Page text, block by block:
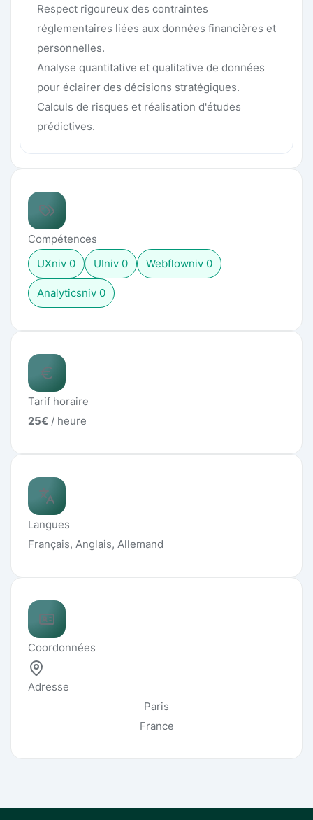
Respect rigoureux des contraintes
réglementaires liées aux données financières et
personnelles.
Analyse quantitative et qualitative de données
pour éclairer des décisions stratégiques.
Calculs de risques et réalisation d'études
prédictives.
Compétences
UXniv 0 UIniv 0 Webflowniv 0
Analyticsniv 0
Tarif horaire
25€ / heure
Langues
Français, Anglais, Allemand
Coordonnées
Adresse
Paris
France